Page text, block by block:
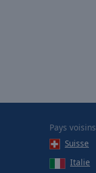
Pays voisins
Suisse
Italie